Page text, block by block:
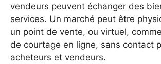
vendeurs peuvent échanger des
services. Un marché peut être
un point de vente, ou virtuel,
de courtage en ligne, sans contact
acheteurs et vendeurs.